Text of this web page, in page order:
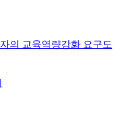
의 교육역량강화 요구도